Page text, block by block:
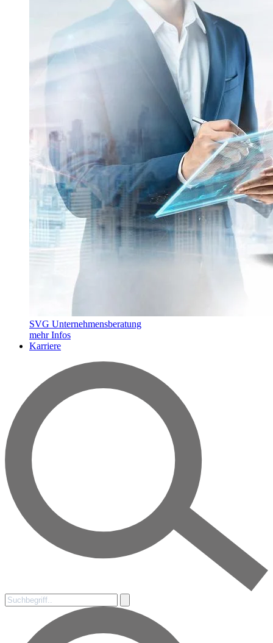
SVG Unternehmensberatung
mehr Infos
Karriere